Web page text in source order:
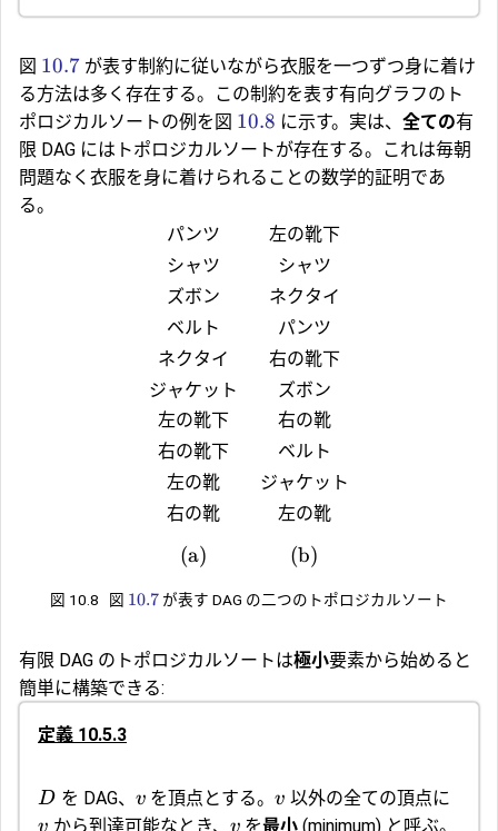
図 10.7 が表す制約に従いながら衣服を一つずつ身に着け
る方法は多く存在する。この制約を表す有向グラフのト
ポロジカルソートの例を図 10.8 に示す。実は、 全ての有
限 DAG にはトポロジカルソートが存在する。これは毎朝
問題なく衣服を身に着けられることの数学的証明であ
る。
パンツ
シャツ
ズボン
ベルト
ネクタイ
ジャケット
左の靴下
右の靴下
左の靴
右の靴
(a)
左の靴下
シャツ
ネクタイ
パンツ
右の靴下
ズボン
右の靴
ベルト
ジャケット
左の靴
(b)
図 10.8 図 10.7が表す DAG の二つのトポロジカルソート
有限 DAG のトポロジカルソートは極小要素から始めると
簡単に構築できる:
定義 10.5.3
D を DAG、 v を頂点とする。v 以外の全ての頂点に
v から到達可能なとき、 v を最小 (minimum) と呼ぶ。